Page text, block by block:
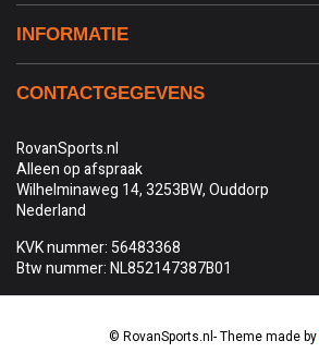
INFORMATIE
CONTACTGEGEVENS
RovanSports.nl
Alleen op afspraak
Wilhelminaweg 14, 3253BW, Ouddorp
Nederland
KVK nummer: 56483368
Btw nummer: NL852147387B01
© RovanSports.nl- Theme made by